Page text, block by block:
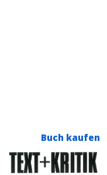
Buch kaufen